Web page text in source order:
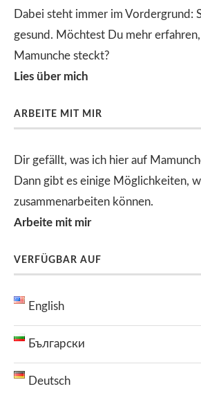
Dabei steht immer im Vordergrund:
gesund. Möchtest Du mehr
Mamunche steckt?
Lies über mich
ARBEITE MIT MIR
Dir gefällt, was ich hier auf
Dann gibt es einige Möglichkeiten,
zusammenarbeiten können.
Arbeite mit mir
VERFÜGBAR AUF
English
Български
Deutsch